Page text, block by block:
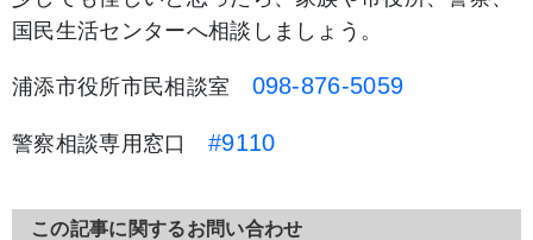
国民生活センターへ相談しましょう。
浦添市役所市民相談室 098-876-5059
警察相談専用窓口 #9110
この記事に関するお問い合わせ